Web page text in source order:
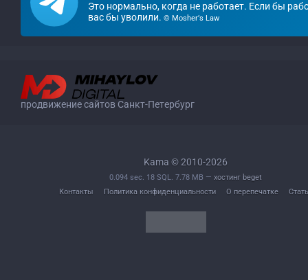
Это нормально, когда не работает. Если бы
вас бы уволили.© Mosher’s Law
продвижение сайтов Санкт-Петербург
Kama © 2010-2026
0.094 sec. 18 SQL. 7.78 MB — хостинг beget
Контакты
Политика конфиденциальности О перепечатке